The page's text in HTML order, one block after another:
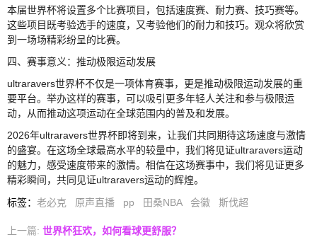
本届世界杯将设置多个比赛项目，包括速度赛、耐力赛、技巧赛等。
这些项目既考验选手的速度，又考验他们的耐力和技巧。观众将欣赏
到一场场精彩纷呈的比赛。
四、赛事意义：推动极限运动发展
ultraravers世界杯不仅是一项体育赛事，更是推动极限运动发展的重
要平台。举办这样的赛事，可以吸引更多年轻人关注和参与极限运
动，从而推动这项运动在全球范围内的普及和发展。
2026年ultraravers世界杯即将到来，让我们共同期待这场速度与激情
的盛宴。在这场全球最高水平的较量中，我们将见证ultraravers运动
的魅力，感受速度带来的激情。相信在这场赛事中，我们将见证更多
精彩瞬间，共同见证ultraravers运动的辉煌。
标签： 老必克 原声直播 pp 田桑NBA 会徽 斯伐超
上一篇: 世界杯狂欢，如何看球更舒服？